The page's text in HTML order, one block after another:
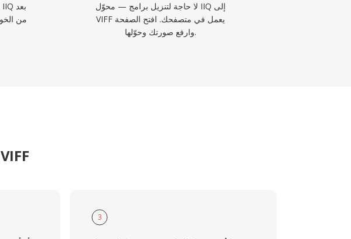
لا حاجة لتنزيل برامج — محوّل IIQ إلى
VIFF يعمل في متصفحك. افتح الصفحة
وارفع صورتك وحوّلها.
كيفية تحويل IIQ إلى VIFF
3